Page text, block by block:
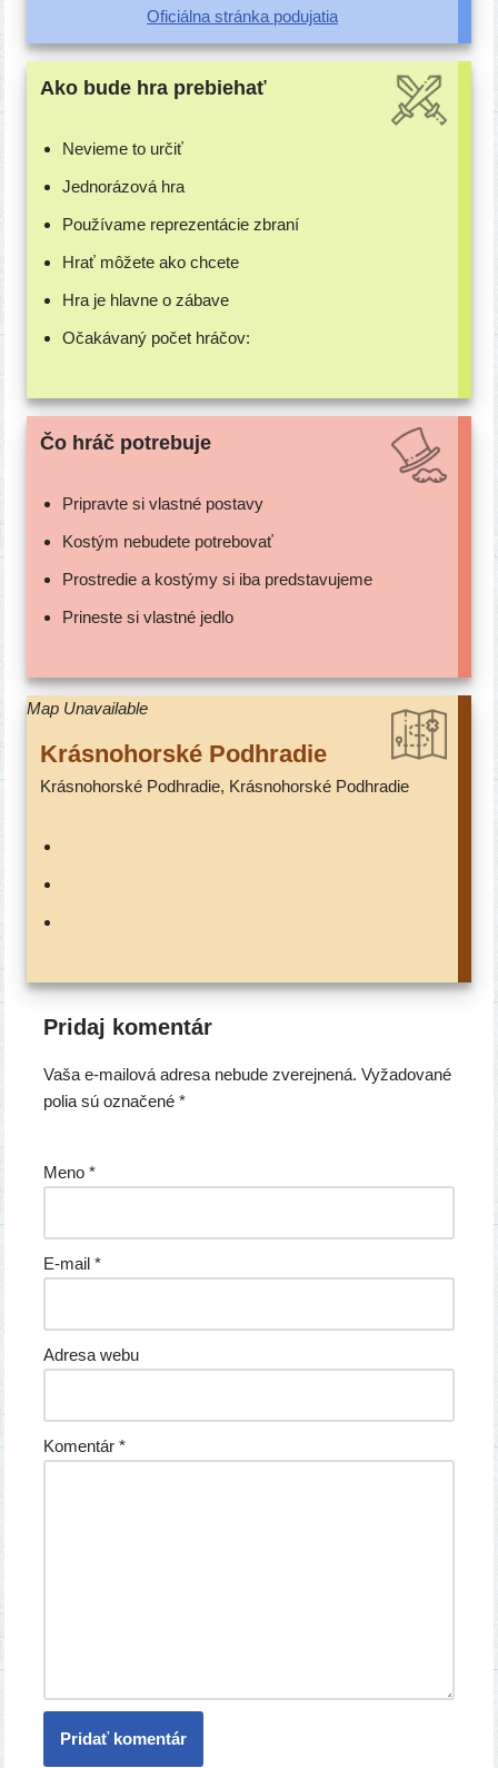
Oficiálna strán­ka podujatia
Ako bude hra prebiehať
Nevieme to určiť
Jednorázová hra
Používame repre­zen­tá­cie zbraní
Hrať môže­te ako chcete
Hra je hlav­ne o zábave
Očakávaný počet hráčov:
Čo hráč potrebuje
Pripravte si vlast­né postavy
Kostým nebu­de­te potrebovať
Prostredie a kos­tý­my si iba predstavujeme
Prineste si vlast­né jedlo
Map Unavailable
Krásnohorské Podhradie
Krásnohorské Podhradie, Krásnohorské Podhradie
Pridaj komentár
Vaša e-mailová adresa nebude zverejnená. Vyžadované
polia sú označené*
Meno*
E-mail*
Adresa webu
Komentár*